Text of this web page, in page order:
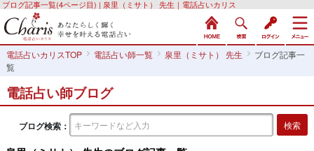
ブログ記事一覧(4ページ目) | 泉里（ミサト） 先生｜電話占いカリス
電話占いカリスTOP 電話占い師一覧 泉里（ミサト） 先生
ブログ記事一
覧
電話占い師ブログ
ブログ検索：